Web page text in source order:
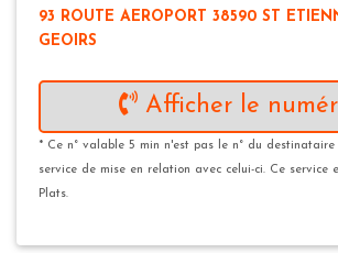
93 ROUTE AEROPORT 38590 ST
GEOIRS
Afficher le
* Ce n° valable 5 min n'est pas le n° du destinataire
service de mise en relation avec celui-ci. Ce service
Plats.